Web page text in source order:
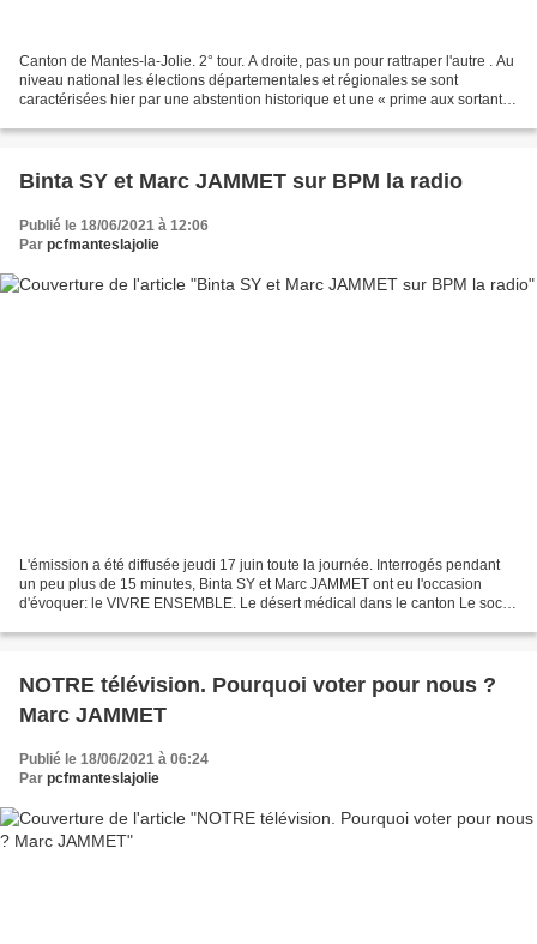
Canton de Mantes-la-Jolie. 2° tour. A droite, pas un pour rattraper l'autre . Au
niveau national les élections départementales et régionales se sont
caractérisées hier par une abstention historique et une « prime aux sortants
Binta SY et Marc JAMMET sur BPM la radio
Publié le 18/06/2021 à 12:06
Par pcfmanteslajolie
L'émission a été diffusée jeudi 17 juin toute la journée. Interrogés pendant
un peu plus de 15 minutes, Binta SY et Marc JAMMET ont eu l'occasion
d'évoquer: le VIVRE ENSEMBLE. Le désert médical dans le canton Le social
NOTRE télévision. Pourquoi voter pour nous ?
Marc JAMMET
Publié le 18/06/2021 à 06:24
Par pcfmanteslajolie